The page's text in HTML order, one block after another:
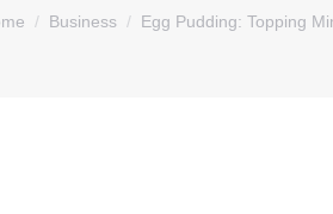
are here:Business Egg Pudding: Topping